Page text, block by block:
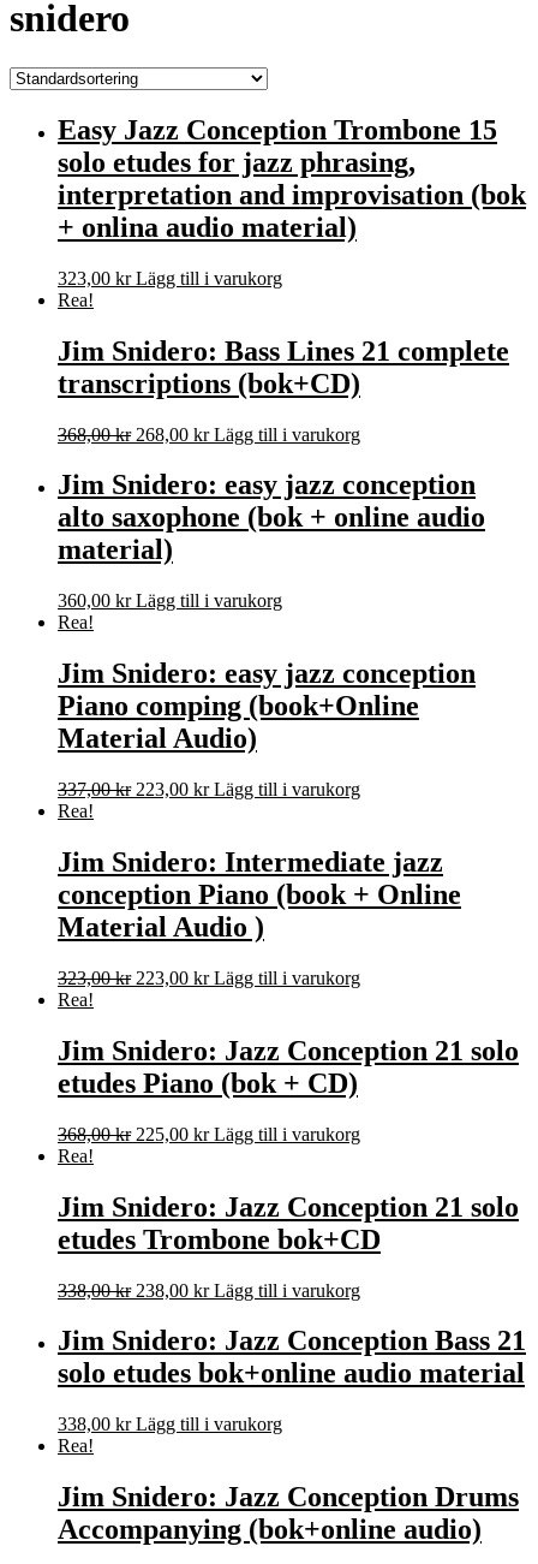
snidero
Easy Jazz Conception Trombone 15
solo etudes for jazz phrasing,
interpretation and improvisation (bok
+ onlina audio material)
323,00 kr Lägg till i varukorg
Rea!
Jim Snidero: Bass Lines 21 complete
transcriptions (bok+CD)
368,00kr Det
priset
var:
368,00 kr.
268,00 krDet
priset
är:
268,00 kr.
Lägg till i varukorg
Jim Snidero: easy jazz conception
alto saxophone (bok + online audio
material)
360,00 kr Lägg till i varukorg
Rea!
Jim Snidero: easy jazz conception
Piano comping (book+Online
Material Audio)
337,00kr Det
var:
337,00 kr.
223,00 krDet
är:
223,00 kr.
Lägg till i varukorg
Rea!
Jim Snidero: Intermediate jazz
conception Piano (book + Online
Material Audio )
323,00kr Det
var:
323,00 kr.
223,00 krDet
223,00 kr.
Lägg till i varukorg
Rea!
Jim Snidero: Jazz Conception 21 solo
etudes Piano (bok + CD)
368,00kr Det
var:
368,00 kr.
225,00 krDet
225,00 kr.
Lägg till i varukorg
Rea!
Jim Snidero: Jazz Conception 21 solo
etudes Trombone bok+CD
338,00kr Det
priset
var:
338,00 kr.
238,00 krDet
priset
är:
238,00 kr.
Lägg till i varukorg
Jim Snidero: Jazz Conception Bass 21
solo etudes bok+online audio material
338,00 kr Lägg till i varukorg
Rea!
Jim Snidero: Jazz Conception Drums
Accompanying (bok+online audio)